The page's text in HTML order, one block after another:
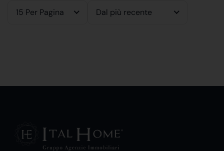
15 Per Pagina Dal più recente